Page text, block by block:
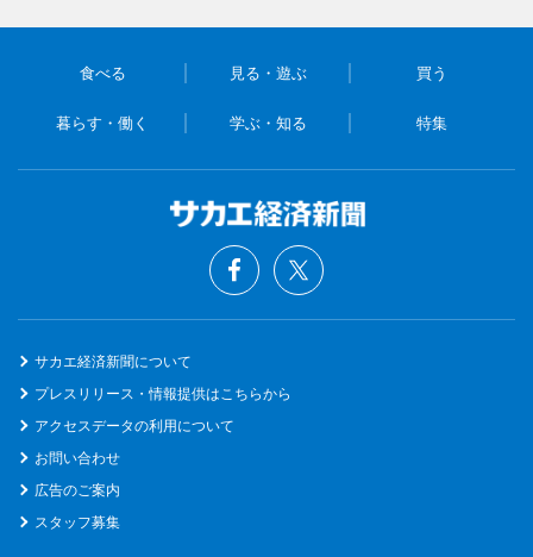
食べる 見る・遊ぶ 買う
暮らす・働く 学ぶ・知る 特集
サカエ経済新聞について
プレスリリース・情報提供はこちらから
アクセスデータの利用について
お問い合わせ
広告のご案内
スタッフ募集